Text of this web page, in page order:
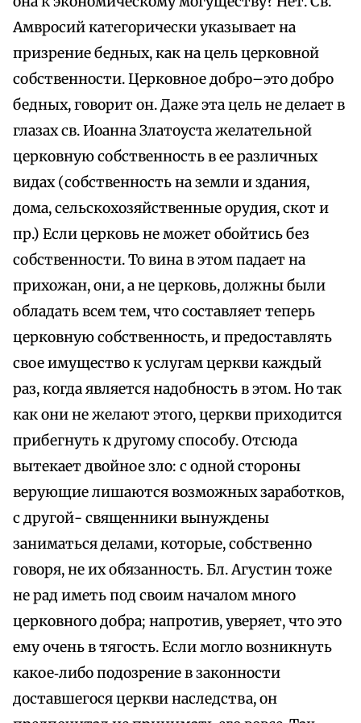
Амвросий категорически указывает на
призрение бедных, как на цель церковной
собственности. Церковное добро–это добро
бедных, говорит он. Даже эта цель не делает в
глазах св. Иоанна Златоуста желательной
церковную собственность в ее различных
видах (собственность на земли и здания,
дома, сельскохозяйственные орудия, скот и
пр.) Если церковь не может обойтись без
собственности. То вина в этом падает на
прихожан, они, а не церковь, должны были
обладать всем тем, что составляет теперь
церковную собственность, и предоставлять
свое имущество к услугам церкви каждый
раз, когда является надобность в этом. Но так
как они не желают этого, церкви приходится
прибегнуть к другому способу. Отсюда
вытекает двойное зло: с одной стороны
верующие лишаются возможных заработков,
с другой- священники вынуждены
заниматься делами, которые, собственно
говоря, не их обязанность. Бл. Агустин тоже
не рад иметь под своим началом много
церковного добра; напротив, уверяет, что это
ему очень в тягость. Если могло возникнуть
какое‑либо подозрение в законности
доставшегося церкви наследства, он